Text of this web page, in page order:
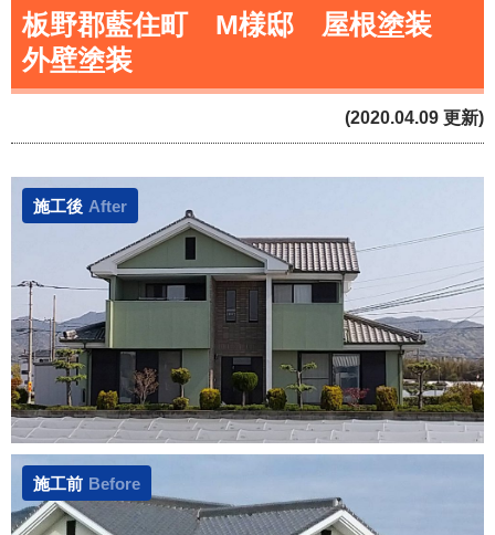
板野郡藍住町 M様邸 屋根塗装
外壁塗装
(2020.04.09 更新)
施工後 After
施工前 Before